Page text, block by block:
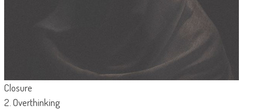
Closure
2. Overthinking